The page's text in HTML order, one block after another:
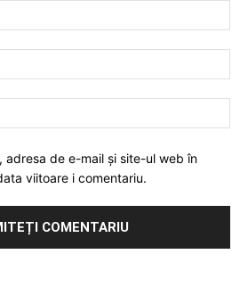
adresa de e-mail și site-ul web în
viitoare i comentariu.